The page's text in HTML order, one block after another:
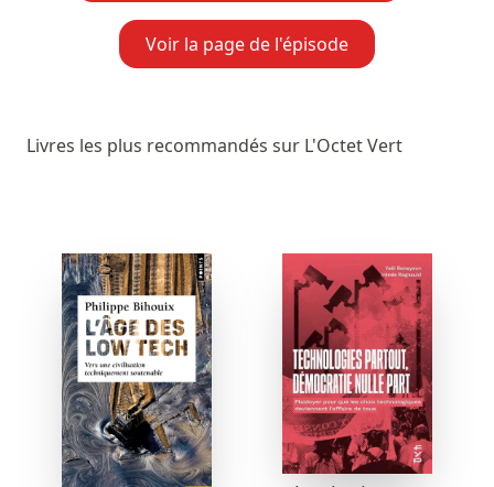
Voir la page de l'épisode
Livres les plus recommandés sur L'Octet Vert